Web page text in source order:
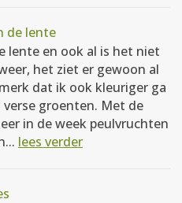
de lente
lente en ook al is het niet
het ziet er gewoon al
dat ik ook kleuriger ga
groenten. Met de
in de week peulvruchten
lees verder